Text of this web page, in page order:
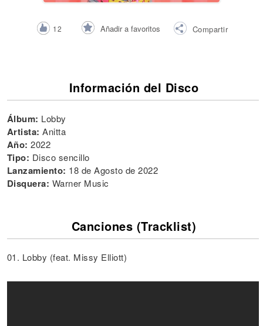
12 Añadir a favoritos Compartir
Información del Disco
Álbum: Lobby
Artista: Anitta
Año: 2022
Tipo: Disco sencillo
Lanzamiento: 18 de Agosto de 2022
Disquera: Warner Music
Canciones (Tracklist)
01. Lobby (feat. Missy Elliott)